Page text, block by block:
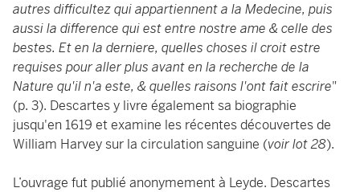
autres difficultez qui appartiennent a la Medecine, puis
aussi la difference qui est entre nostre ame & celle des
bestes. Et en la derniere, quelles choses il croit estre
requises pour aller plus avant en la recherche de la
Nature qu'il n'a este, & quelles raisons l'ont fait escrire"
(p. 3). Descartes y livre également sa biographie
jusqu'en 1619 et examine les récentes découvertes de
William Harvey sur la circulation sanguine (voir lot 28).
L’ouvrage fut publié anonymement à Leyde. Descartes